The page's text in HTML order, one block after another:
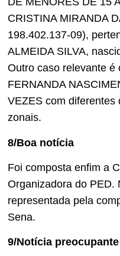
CRISTINA MIRANDA
198.402.137-09),
ALMEIDA SILVA,
Outro caso relevante é
FERNANDA
VEZES com diferentes
zonais.
8/Boa notícia
Foi composta enfim a
Organizadora do PED.
representada pela
Sena.
9/Notícia preocupante